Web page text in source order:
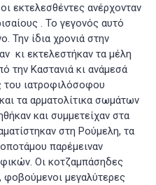
εκτελεσθέντες ανέρχονταν
. Το γεγονός αυτό
Την ίδια χρονιά στην
κι εκτελεστήκαν τα μέλη
την Καστανιά κι ανάμεσά
του ιατροφιλόσοφου
τα αρματολίτικα σωμάτων
και συμμετείχαν στα
στη Ρούμελη, τα
παρέμειναν
Οι κοτζαμπάσηδες
φοβούμενοι μεγαλύτερες